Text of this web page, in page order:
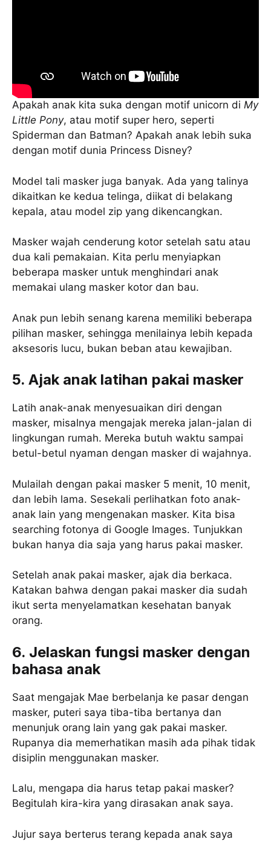
Apakah anak kita suka dengan motif unicorn di My
Little Pony, atau motif super hero, seperti
Spiderman dan Batman? Apakah anak lebih suka
dengan motif dunia Princess Disney?
Model tali masker juga banyak. Ada yang talinya
dikaitkan ke kedua telinga, diikat di belakang
kepala, atau model zip yang dikencangkan.
Masker wajah cenderung kotor setelah satu atau
dua kali pemakaian. Kita perlu menyiapkan
beberapa masker untuk menghindari anak
memakai ulang masker kotor dan bau.
Anak pun lebih senang karena memiliki beberapa
pilihan masker, sehingga menilainya lebih kepada
aksesoris lucu, bukan beban atau kewajiban.
5. Ajak anak latihan pakai masker
Latih anak-anak menyesuaikan diri dengan
masker, misalnya mengajak mereka jalan-jalan di
lingkungan rumah. Mereka butuh waktu sampai
betul-betul nyaman dengan masker di wajahnya.
Mulailah dengan pakai masker 5 menit, 10 menit,
dan lebih lama. Sesekali perlihatkan foto anak-
anak lain yang mengenakan masker. Kita bisa
searching fotonya di Google Images. Tunjukkan
bukan hanya dia saja yang harus pakai masker.
Setelah anak pakai masker, ajak dia berkaca.
Katakan bahwa dengan pakai masker dia sudah
ikut serta menyelamatkan kesehatan banyak
orang.
6. Jelaskan fungsi masker dengan
bahasa anak
Saat mengajak Mae berbelanja ke pasar dengan
masker, puteri saya tiba-tiba bertanya dan
menunjuk orang lain yang gak pakai masker.
Rupanya dia memerhatikan masih ada pihak tidak
disiplin menggunakan masker.
Lalu, mengapa dia harus tetap pakai masker?
Begitulah kira-kira yang dirasakan anak saya.
Jujur saya berterus terang kepada anak saya